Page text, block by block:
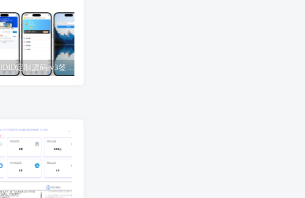
UDID定制源码-v3签名站-集成“软件源”功能以及支持上传“免费证书”自签